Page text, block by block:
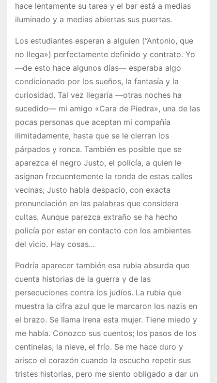
hace lentamente su tarea y el bar está a medias
iluminado y a medias abiertas sus puertas.
Los estudiantes esperan a alguien (”Antonio, que
no llega») perfectamente definido y contrato. Yo
—de esto hace algunos días— esperaba algo
condicionado por los sueños, la fantasía y la
curiosidad. Tal vez llegaría —otras noches ha
sucedido— mi amigo «Cara de Piedra», una de las
pocas personas que aceptan mi compañía
ilimitadamente, hasta que se le cierran los
párpados y ronca. También es posible que se
aparezca el negro Justo, el policía, a quien le
asignan frecuentemente la ronda de estas calles
vecinas; Justo habla despacio, con exacta
pronunciación en las palabras que considera
cultas. Aunque parezca extraño se ha hecho
policía por estar en contacto con los ambientes
del vicio. Hay cosas…
Podría aparecer también esa rubia absurda que
cuenta historias de la guerra y de las
persecuciones contra los judíos. La rubia que
muestra la cifra azul que le marcaron los nazis en
el brazo. Se llama Irena esta mujer. Tiene miedo y
me habla. Conozco sus cuentos; los pasos de los
centinelas, la nieve, el frío. Se me hace duro y
arisco el corazón cuando la escucho repetir sus
tristes historias, pero me siento obligado a dar un